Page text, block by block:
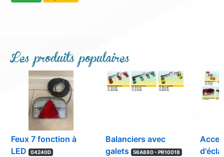
Les produits populaires
Feux 7 fonction à
LED
04240D
Balanciers avec
galets
56A880 - PR10018